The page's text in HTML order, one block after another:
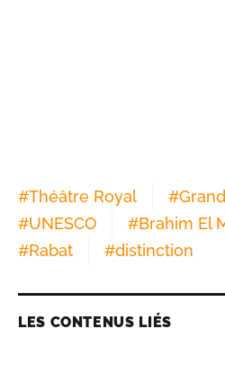
#Théâtre Royal #
#UNESCO #Brahim El
#Rabat #distinction
LES CONTENUS LIÉS